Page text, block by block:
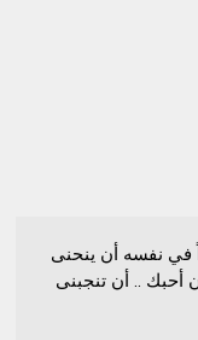
في نفسه أن ينحنى
أحبك .. أن تنجبنى